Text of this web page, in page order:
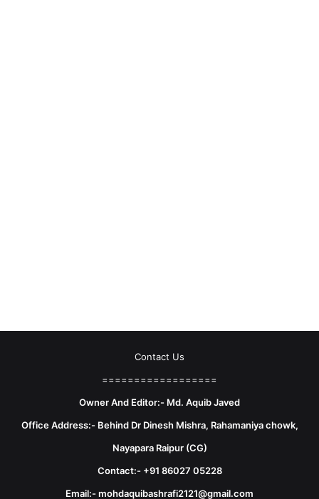
Contact Us
==================
Owner And Editor:- Md. Aquib Javed
Office Address:- Behind Dr Dinesh Mishra, Rahamaniya chowk,
Nayapara Raipur (CG)
Contact:- +91 86027 05228
Email:- mohdaquibashrafi2121@gmail.com